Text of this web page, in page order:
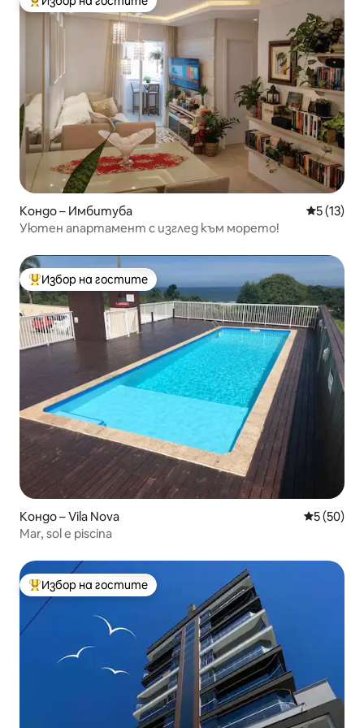
Най-популярен избор на гостите
Кондо – Имбитуба Средна
5 (13)
Уютен апартамент с изглед към морето!
Най-популярен избор на гостите
Избор на гостите
Кондо – Vila Nova Средна
5 (50)
Mar, sol e piscina
Най-популярен избор на гостите
Избор на гостите